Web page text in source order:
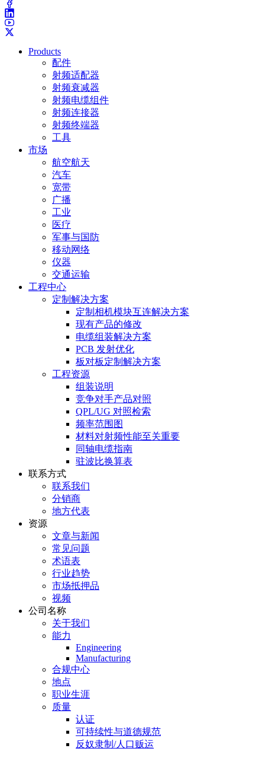
Products
配件
射频适配器
射频衰减器
射频电缆组件
射频连接器
射频终端器
工具
市场
航空航天
汽车
宽带
广播
工业
医疗
军事与国防
移动网络
仪器
交通运输
工程中心
定制解决方案
定制相机模块互连解决方案
现有产品的修改
电缆组装解决方案
PCB 发射优化
板对板定制解决方案
工程资源
组装说明
竞争对手产品对照
QPL/UG 对照检索
频率范围图
材料对射频性能至关重要
同轴电缆指南
驻波比换算表
联系方式
联系我们
分销商
地方代表
资源
文章与新闻
常见问题
术语表
行业趋势
市场抵押品
视频
公司名称
关于我们
能力
Engineering
Manufacturing
合规中心
地点
职业生涯
质量
认证
可持续性与道德规范
反奴隶制/人口贩运